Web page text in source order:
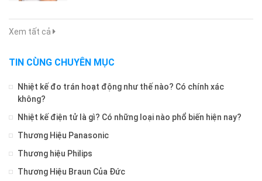
Xem tất cả
TIN CÙNG CHUYÊN MỤC
Nhiệt kế đo trán hoạt động như thế nào? Có chính xác
không?
Nhiệt kế điện tử là gì? Có những loại nào phổ biến hiện nay?
Thương Hiệu Panasonic
Thương hiệu Philips
Thương Hiệu Braun Của Đức